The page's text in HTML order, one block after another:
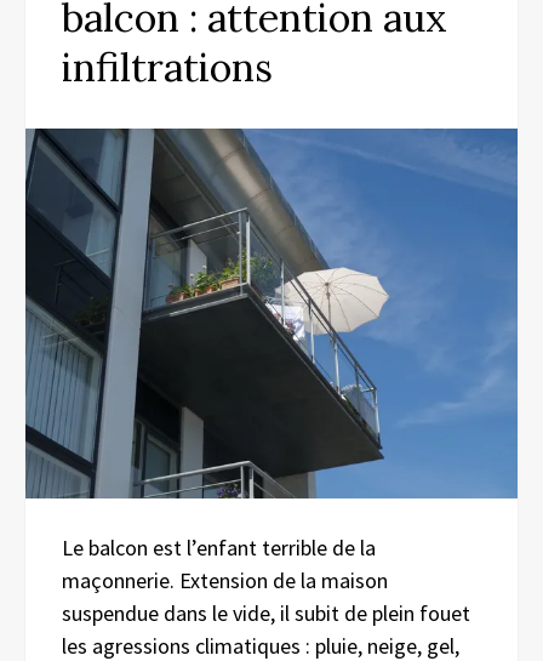
balcon : attention aux
infiltrations
Le balcon est l’enfant terrible de la
maçonnerie. Extension de la maison
suspendue dans le vide, il subit de plein fouet
les agressions climatiques : pluie, neige, gel,